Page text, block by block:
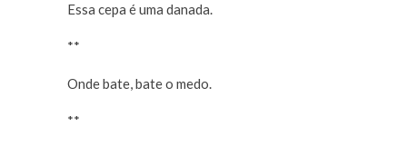
Essa cepa é uma danada.
**
Onde bate, bate o medo.
**